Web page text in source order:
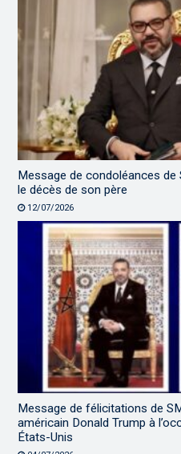
Message de condoléances de
le décès de son père
12/07/2026
Message de félicitations de
américain Donald Trump à
États-Unis